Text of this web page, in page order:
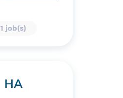
1 job(s)
HA